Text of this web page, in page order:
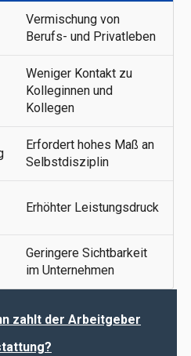
Vermischung von
Berufs- und Privatleben
Weniger Kontakt zu
Kolleginnen und
Kollegen
Erfordert hohes Maß an
Selbstdisziplin
Erhöhter Leistungsdruck
Geringere Sichtbarkeit
im Unternehmen
zahlt der Arbeitgeber